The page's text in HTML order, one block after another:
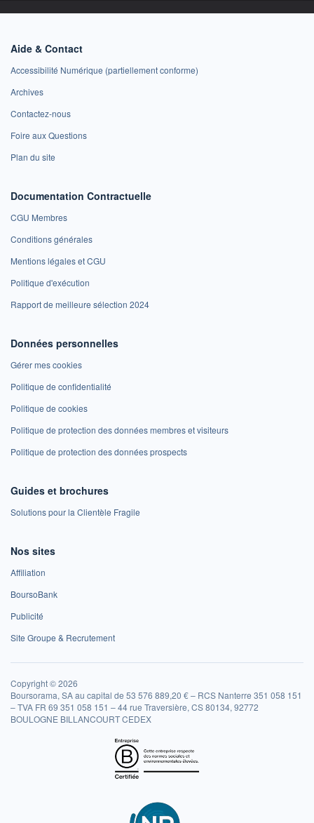
Aide & Contact
Accessibilité Numérique (partiellement conforme)
Archives
Contactez-nous
Foire aux Questions
Plan du site
Documentation Contractuelle
CGU Membres
Conditions générales
Mentions légales et CGU
Politique d'exécution
Rapport de meilleure sélection 2024
Données personnelles
Gérer mes cookies
Politique de confidentialité
Politique de cookies
Politique de protection des données membres et visiteurs
Politique de protection des données prospects
Guides et brochures
Solutions pour la Clientèle Fragile
Nos sites
Affiliation
BoursoBank
Publicité
Site Groupe & Recrutement
Copyright © 2026
Boursorama, SA au capital de 53 576 889,20 € – RCS Nanterre 351 058 151
– TVA FR 69 351 058 151 – 44 rue Traversière, CS 80134, 92772
BOULOGNE BILLANCOURT CEDEX